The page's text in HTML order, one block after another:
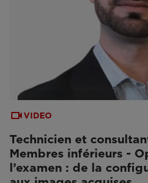
VIDEO
Technicien et
Membres inférieurs -
l’examen : de la